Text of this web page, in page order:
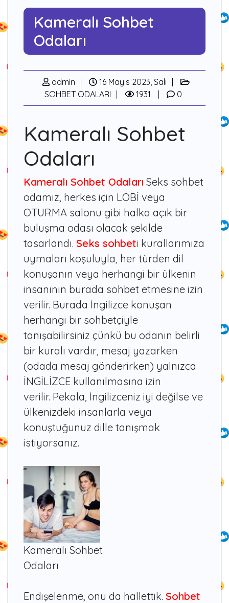
Kameralı Sohbet
Odaları
admin
16 Mayıs 2023, Salı
SOHBET ODALARI
1931 0
Kameralı Sohbet
Odaları
Kameralı Sohbet Odaları Seks sohbet
odamız, herkes için LOBİ veya
OTURMA salonu gibi halka açık bir
buluşma odası olacak şekilde
tasarlandı. Seks sohbeti kurallarımıza
uymaları koşuluyla, her türden dil
konuşanın veya herhangi bir ülkenin
insanının burada sohbet etmesine izin
verilir. Burada İngilizce konuşan
herhangi bir sohbetçiyle
tanışabilirsiniz çünkü bu odanın belirli
bir kuralı vardır, mesaj yazarken
(odada mesaj gönderirken) yalnızca
İNGİLİZCE kullanılmasına izin
verilir. Pekala, İngilizceniz iyi değilse ve
ülkenizdeki insanlarla veya
konuştuğunuz dille tanışmak
istiyorsanız.
Kameralı Sohbet
Odaları
Endişelenme, onu da hallettik. Sohbet